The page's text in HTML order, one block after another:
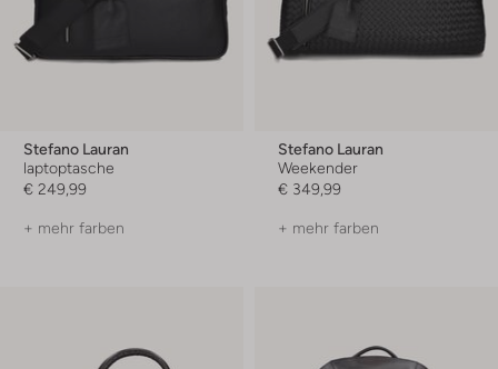
Stefano Lauran
laptoptasche
€ 249,99
+ mehr farben
Stefano Lauran
Weekender
€ 349,99
+ mehr farben